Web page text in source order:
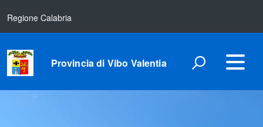
Regione Calabria
Provincia di Vibo Valentia